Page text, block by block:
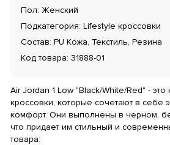
Пол: Женский
Подкатегория: Lifestyle кроссовки
Состав: PU Кожа, Текстиль, Резина
Код товара: 31888-01
Air Jordan 1 Low "Black/White/Red" -
кроссовки, которые сочетают в себе
комфорт. Они выполнены в черном,
что придает им стильный и
товара: